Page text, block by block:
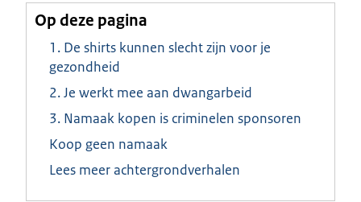
Op deze pagina
1. De shirts kunnen slecht zijn voor je
gezondheid
2. Je werkt mee aan dwangarbeid
3. Namaak kopen is criminelen sponsoren
Koop geen namaak
Lees meer achtergrondverhalen